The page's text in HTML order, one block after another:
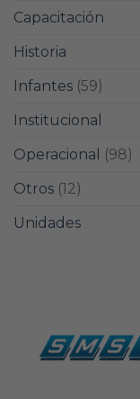
Capacitación
Historia
Infantes (59)
Institucional
Operacional
(98)
Otros (12)
Unidades